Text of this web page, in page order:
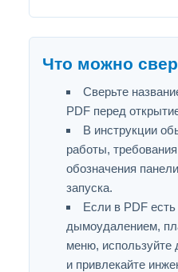
Что можно
Сверьте
PDF перед
В инструкции
работы,
обозначения
запуска.
Если в PDF есть
дымоудалением,
меню, используйте
и привлекайте